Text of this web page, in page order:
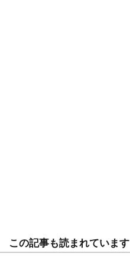
この記事も読まれています